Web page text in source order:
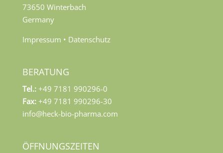
73650 Winterbach
Germany
Impressum • Datenschutz
BERATUNG
Tel.: +49 7181 990296-0
Fax:+49 7181 990296-30
info@heck-bio-pharma.com
ÖFFNUNGSZEITEN